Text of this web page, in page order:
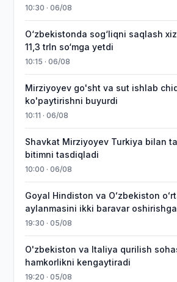
10:30 · 06/08
O‘zbekistonda sog‘liqni saqlash
11,3 trln so‘mga yetdi
10:15 · 06/08
Mirziyoyev go'sht va sut ishlab
ko'paytirishni buyurdi
10:11 · 06/08
Shavkat Mirziyoyev Turkiya bilan
bitimni tasdiqladi
10:00 · 06/08
Goyal Hindiston va Oʻzbekiston
aylanmasini ikki baravar
19:30 · 05/08
O'zbekiston va Italiya qurilish
hamkorlikni kengaytiradi
19:20 · 05/08